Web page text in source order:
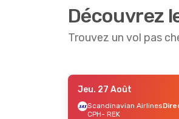
Découvrez
Trouvez un vol pas
- Dim. 30 Août
Jeu. 27 Août
Scandinavian Airlines
CPH- REK